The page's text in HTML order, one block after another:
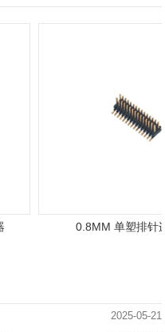
0.8MM 单塑排针
2025-05-21